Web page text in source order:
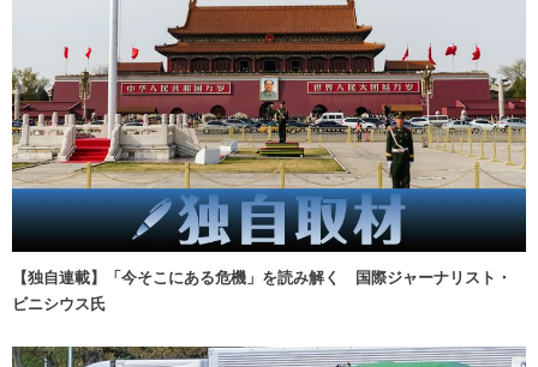
【独自連載】「今そこにある危機」を読み解く 国際ジャーナリスト・
ビニシウス氏